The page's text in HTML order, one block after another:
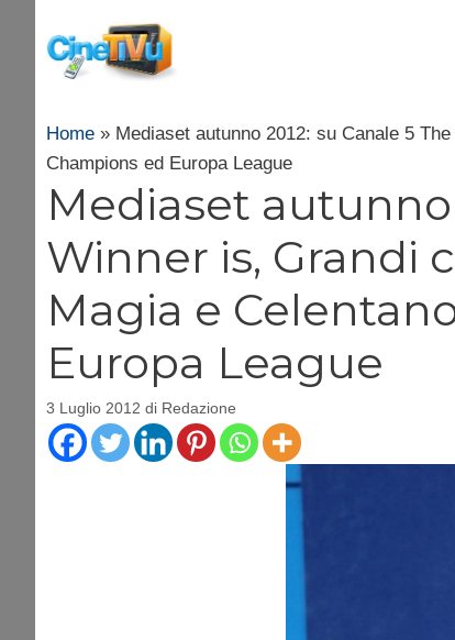
contenuto
Home » Mediaset autunno 2012: su Canale 5
Champions ed Europa League
Mediaset autunno
Winner is, Grandi
Magia e
Europa League
3 Luglio 2012 di Redazione